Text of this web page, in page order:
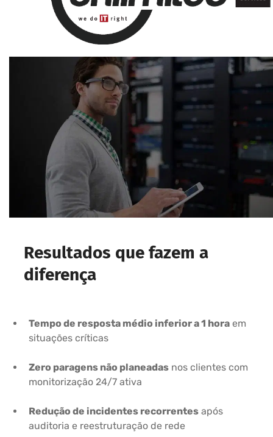
Resultados que fazem a
diferença
Tempo de resposta médio inferior a 1 hora em
situações críticas
Zero paragens não planeadas nos clientes com
monitorização 24/7 ativa
Redução de incidentes recorrentes após
auditoria e reestruturação de rede